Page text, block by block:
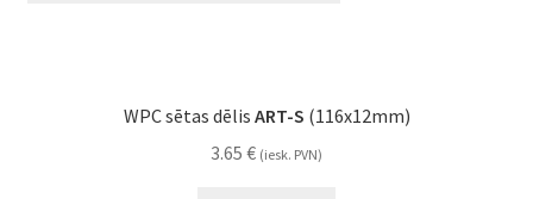
WPC sētas dēlis ART-S (116x12mm)
3.65 € (iesk. PVN)